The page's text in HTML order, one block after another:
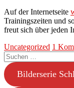
Auf der Internetseite
Trainingszeiten und
freut sich über jeden
Uncategorized 1
Suchen
nach:
Bilderserie